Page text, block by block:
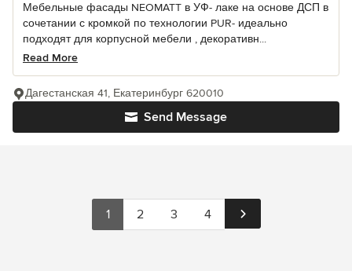
Мебельные фасады NEOMATT в УФ- лаке на основе ДСП в
сочетании с кромкой по технологии PUR- идеально
подходят для корпусной мебели , декоративн...
Read More
Send Message
Дагестанская 41, Екатеринбург 620010
1 2 3 4